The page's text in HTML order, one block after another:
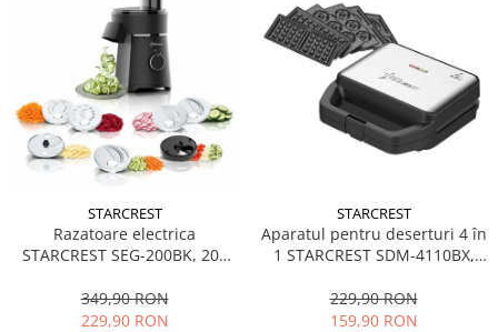
STARCREST
Razatoare electrica
STARCREST SEG-200BK, 200
349,90 RON
229,90 RON
STARCREST
Aparatul pentru deserturi 4 în
1 STARCREST SDM-4110BX,
invelis ceramic pentru vafe,
nuci, gogosi si smile
229,90 RON
159,90 RON